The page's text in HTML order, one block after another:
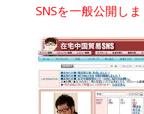
SNSを一般公開しま